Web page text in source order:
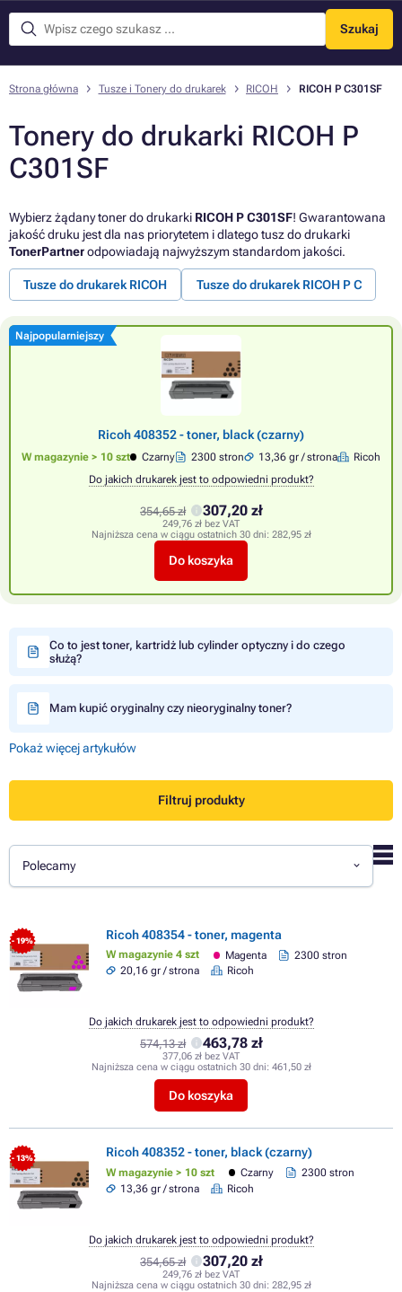
Szukaj
Menu
Strona główna Tusze i Tonery do drukarek RICOH RICOH P C301SF
Tonery do drukarki RICOH P
C301SF
Wybierz żądany toner do drukarki RICOH P C301SF! Gwarantowana
jakość druku jest dla nas priorytetem i dlatego tusz do drukarki
TonerPartnerodpowiadają najwyższym standardom jakości.
Tusze do drukarek RICOH Tusze do drukarek RICOH P C
Najpopularniejszy
Ricoh 408352 - toner, black (czarny)
W magazynie > 10 szt Czarny 2300 stron 13,36 gr / strona
Ricoh
Do jakich drukarek jest to odpowiedni produkt?
354,65 zł 307,20 zł
249,76 zł bez VAT
Najniższa cena w ciągu ostatnich 30 dni: 282,95 zł
Do koszyka
Co to jest toner, kartridż lub cylinder optyczny i do czego
służą?
Mam kupić oryginalny czy nieoryginalny toner?
Pokaż więcej artykułów
Filtruj produkty
Polecamy
- 19% Ricoh 408354 - toner, magenta
W magazynie 4 szt Magenta
2300 stron
20,16 gr / strona
Ricoh
574,13 zł 463,78 zł
377,06 zł bez VAT
Najniższa cena w ciągu ostatnich 30 dni: 461,50 zł
Do koszyka
Do jakich drukarek jest to odpowiedni produkt?
- 13% Ricoh 408352 - toner, black (czarny)
W magazynie > 10 szt Czarny
2300 stron
13,36 gr / strona
Ricoh
354,65 zł 307,20 zł
249,76 zł bez VAT
Najniższa cena w ciągu ostatnich 30 dni: 282,95 zł
Do jakich drukarek jest to odpowiedni produkt?